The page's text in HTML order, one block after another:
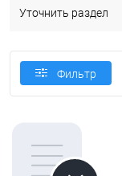
Уточнить раздел
Фильтр